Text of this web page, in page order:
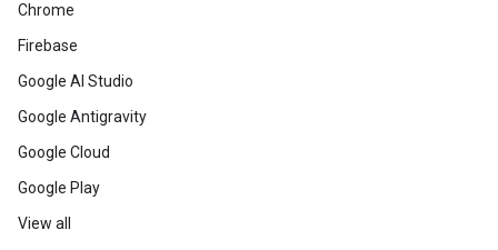
Chrome
Firebase
Google AI Studio
Google Antigravity
Google Cloud
Google Play
View all